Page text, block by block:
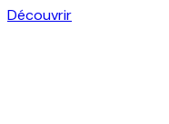
Découvrir